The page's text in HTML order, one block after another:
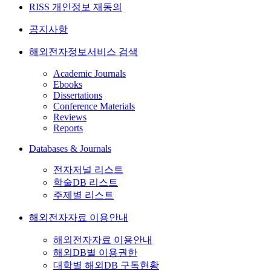
RISS 개인정보 재동의
공지사항
해외전자정보서비스 검색
Academic Journals
Ebooks
Dissertations
Conference Materials
Reviews
Reports
Databases & Journals
전자저널 리스트
학술DB 리스트
주제별 리스트
해외전자자료 이용안내
해외전자자료 이용안내
해외DB별 이용권한
대학별 해외DB 구독현황